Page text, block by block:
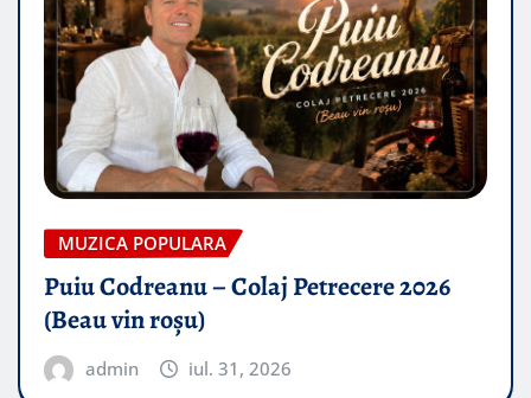
MUZICA POPULARA
Puiu Codreanu – Colaj Petrecere 2026
(Beau vin roșu)
admin iul. 31, 2026